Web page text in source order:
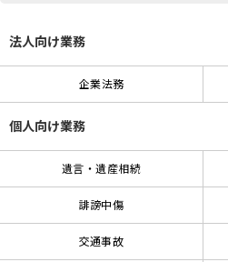
法人向け業務
企業法務
個人向け業務
遺言・遺産相続
誹謗中傷
交通事故